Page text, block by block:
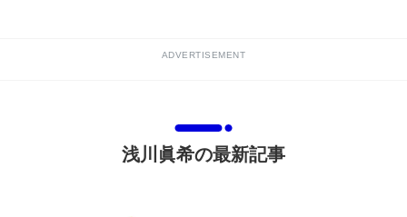
ADVERTISEMENT
浅川眞希の最新記事